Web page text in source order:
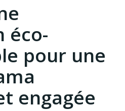
éco-
pour une
engagée